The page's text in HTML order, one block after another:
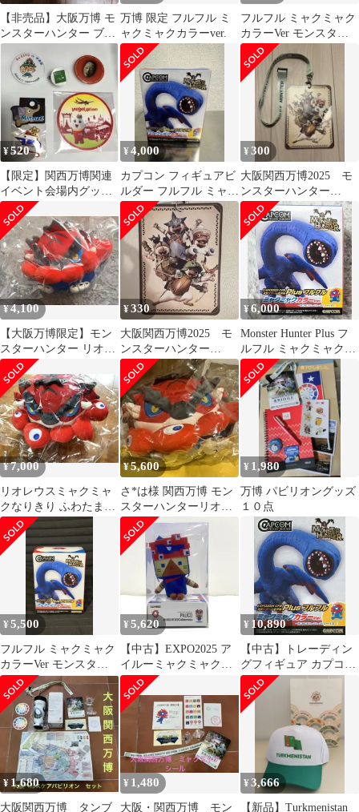
【非売品】大阪万博 モ
ンスターハンター ブリ
ッジ ネックストラップ
パス 3点
万博 限定 フルフル ミ
ャクミャクカラーver.
フルフル ミャクミャク
カラーVer モンスター
ハンター 万博限定品
¥520
【限定】関西万博関連
イベント会場内グッズ5
点セット
¥4,000
カプコン フィギュアビ
ルダー フルフル ミャク
ミャクカラー
¥300
大阪関西万博2025 モ
ンスターハンター
BRIDGE ストラップ
グッズ
¥4,100
【大阪万博限定】モン
スターハンター リオレ
ウス ミャクミャク ぬい
ぐるみ
¥330
大阪関西万博2025 モ
ンスターハンター
BRIDGE ストラップ
グッズ
¥6,000
Monster Hunter Plus フ
ルフル ミャクミャクカ
ラーVer.
¥7,000
リオレウスミャクミャ
クなりきり ふわたまぬ
いぐるみ モンハン 大阪
関西万博限定
¥5,600
さ*は様 関西万博 モン
スターハンターリオレ
ウス ミャクミャク なり
きりふわたま
¥ 1,980
万博 パビリオングッズ
１０点
¥5,500
フルフル ミャクミャク
カラーVer モンスター
ハンター 万博限定品
¥ 5,620
【中古】EXPO2025 ア
イルーミャクミャクな
りきり VOXENATION
ぬいぐるみ 大阪・関西
万博 モンスターハンタ
ー ブリッジ[95]
¥ 10,890
【中古】トレーディン
グフィギュア カプコン
フィギュアビルダー モ
ンスターハンター
EXPO2025 CFBスタン
ダードモデル Plus フル
フル ミャクミャクカラ
ーVer. EXPO 2025 大
阪・関西万博限定
¥ 1,680
大阪関西万博 タンブ
¥ 1,480
大阪・関西万博 モン
¥3,666
【新品】Turkmenistan